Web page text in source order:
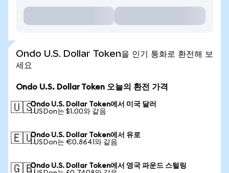
Ondo U.S. Dollar Token을 인기 통화로 환전해 보
세요
Ondo U.S. Dollar Token 오늘의 환전 가격
🇺🇸Ondo U.S. Dollar Token에서 미국 달러
1 USDon는 $1.00와 같음
🇪🇺Ondo U.S. Dollar Token에서 유로
1 USDon는 €0.8641와 같음
🇬🇧Ondo U.S. Dollar Token에서 영국 파운드 스털링